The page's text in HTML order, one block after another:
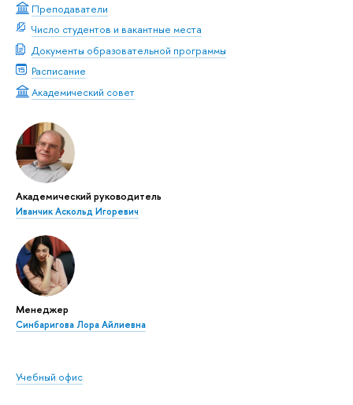
Преподаватели
Число студентов и вакантные места
Документы образовательной программы
Расписание
Академический совет
Академический руководитель
Иванчик Аскольд Игоревич
Менеджер
Синбаригова Лора Айлиевна
Учебный офис